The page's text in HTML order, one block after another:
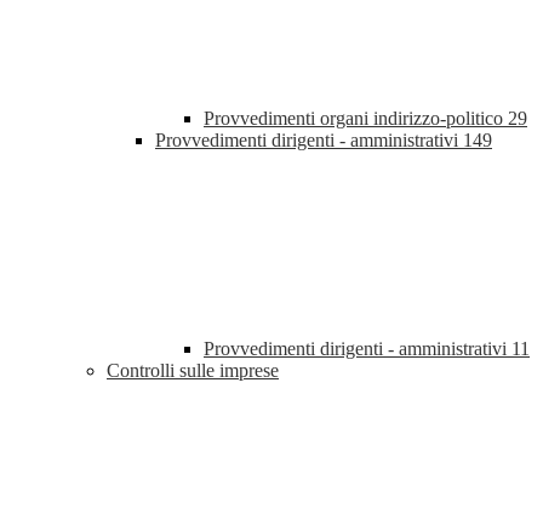
Provvedimenti organi indirizzo-politico 29
Provvedimenti dirigenti - amministrativi 149
Provvedimenti dirigenti - amministrativi 11
Controlli sulle imprese